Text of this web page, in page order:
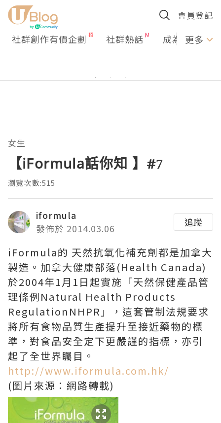
會員登記
社群創作有價企劃 社群熱話 成為U更多
女生
【iFormula話你知 】#7
瀏覽次數:515
iformula
發佈於 2014.03.06
追蹤
iFormula的 天然抗氧化補充劑都是加拿大
製造。加拿大健康部落(Health Canada)
於2004年1月1日起實施「天然保健產品管
理條例Natural Health Products
RegulationNHPR」，這套管制法規要求
將所有食物品質生產提升至接近藥物的標
準，對食品安全定下更嚴謹的指標，亦引
起了全世界矚目。
http://www.iformula.com.hk/
(圖片來源：網路轉載)